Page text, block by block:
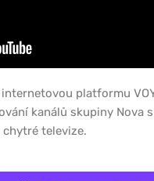
platformu
kanálů skupiny Nova
televize.